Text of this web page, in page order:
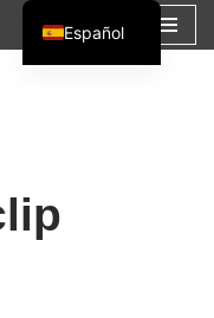
Español
English